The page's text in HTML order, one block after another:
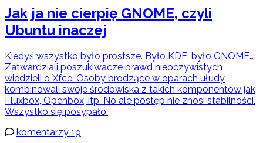
Jak ja nie cierpię GNOME, czyli
Ubuntu inaczej
Kiedyś wszystko było prostsze. Było KDE, było GNOME…
Zatwardziali poszukiwacze prawd nieoczywistych
wiedzieli o Xfce. Osoby brodzące w oparach ułudy
kombinowali swoje środowiska z takich komponentów jak
Fluxbox, Openbox, itp. No ale postęp nie znosi stabilności.
Wszystko się posypało.
komentarzy 19